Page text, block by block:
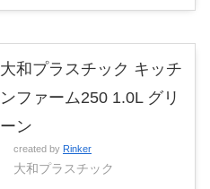
大和プラスチック キッチ
ンファーム250 1.0L グリ
ーン
created by Rinker
大和プラスチック